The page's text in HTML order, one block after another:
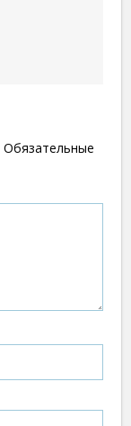
Обязательные